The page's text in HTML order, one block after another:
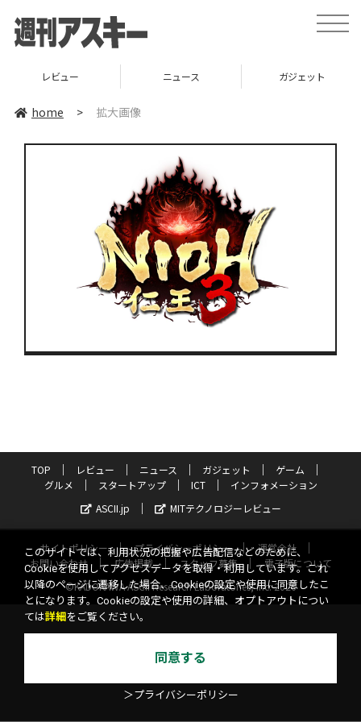
toggle
レビュー ニュース ガジェット
home > 拡大画像
TOP レビュー ニュース ガジェット
ゲーム
グルメ
スタートアップ ICT
インフォメーション
ASCII.jp
MITテクノロジーレビュー
サイトポリシー プライバシーポリシー
運営会社
お問い合わせ
広告掲載 スタッフ募集
電子版について
©KADOKAWA ASCII Research Laboratories, Inc. 2026
このサイトでは、利用状況の把握や広告配信などのために、
Cookieを使用してアクセスデータを取得・利用しています。これ
以降のページに遷移した場合、Cookieの設定や使用に同意したこ
とになります。Cookieの設定や使用の詳細、オプトアウトについ
ては詳細 をご覧ください。
同意する
＞プライバシーポリシー